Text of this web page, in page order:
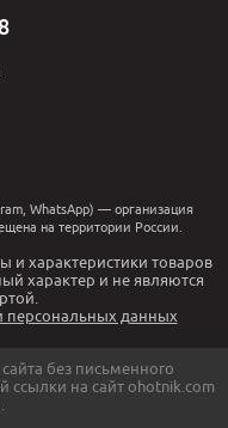
WhatsApp) — организация
на территории России.
и характеристики товаров
характер и не являются
персональных данных
без письменного
ссылки на сайт ohotnik.com